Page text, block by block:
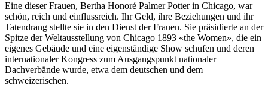
Eine dieser Frauen, Bertha Honoré Palmer Potter in Chicago, war
schön, reich und einflussreich. Ihr Geld, ihre Beziehungen und ihr
Tatendrang stellte sie in den Dienst der Frauen. Sie präsidierte an der
Spitze der Weltausstellung von Chicago 1893 «the Women», die ein
eigenes Gebäude und eine eigenständige Show schufen und deren
internationaler Kongress zum Ausgangspunkt nationaler
Dachverbände wurde, etwa dem deutschen und dem
schweizerischen.